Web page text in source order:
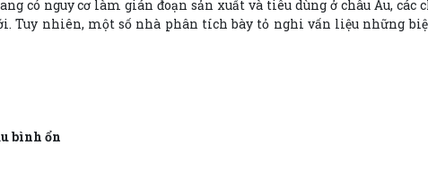
có nguy cơ làm gián đoạn sản xuất và tiêu dùng ở châu Âu,
Tuy nhiên, một số nhà phân tích bày tỏ nghi vấn liệu những
bình ổn